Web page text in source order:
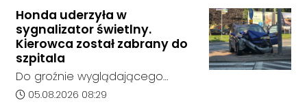
łóżko, a ogień szybko został
opanowany przez strażaków.
Jedna osoba została
poszkodowana i otrzymała
pomoc na miejscu.
Honda uderzyła w
sygnalizator świetlny.
Kierowca został zabrany do
szpitala
Do groźnie wyglądającego
zdarzenia drogowego doszło w
Data dodania artykułu:
05.08.2026 08:29